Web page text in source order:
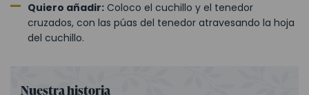
Quiero añadir: Coloco el cuchillo y el tenedor
cruzados, con las púas del tenedor atravesando la hoja
del cuchillo.
Nuestra historia